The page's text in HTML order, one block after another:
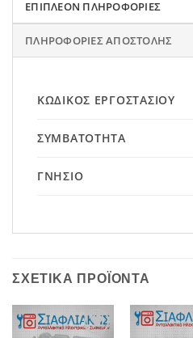
ΕΠΙΠΛΈΟΝ ΠΛΗΡΟΦΟΡΊΕΣ
ΠΛΗΡΟΦΟΡΊΕΣ ΑΠΟΣΤΟΛΉΣ
ΚΩΔΙΚΌΣ ΕΡΓΟΣΤΑΣΊΟΥ
ΣΥΜΒΑΤΌΤΗΤΑ
ΓΝΉΣΙΟ
ΣΧΕΤΙΚΆ ΠΡΟΪΌΝΤΑ